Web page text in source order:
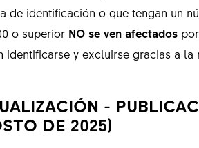
de identificación o que tengan un
o superior NO se ven afectadospor
identificarse y excluirse gracias a la
-
DE 2025)